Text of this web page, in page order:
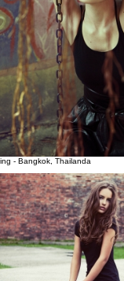
- Bangkok, Thailanda